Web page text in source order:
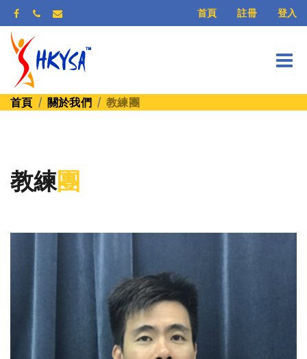
首頁 註冊 登入
首頁 關於我們 教練團
教練團